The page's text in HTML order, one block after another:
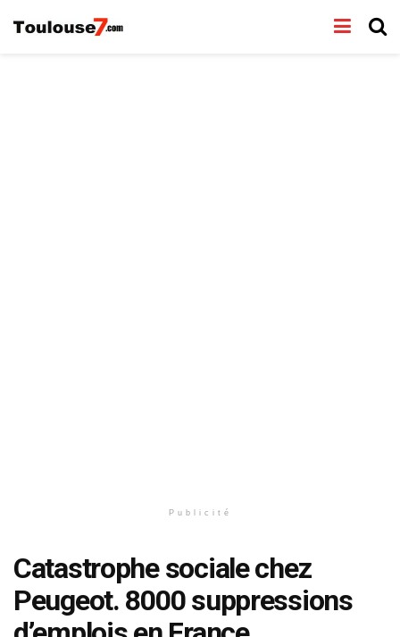
Publicité
Catastrophe sociale chez
Peugeot. 8000 suppressions